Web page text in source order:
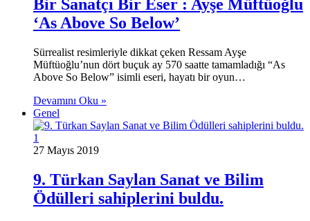
Bir Sanatçı Bir Eser : Ayşe Müftüoğlu
‘As Above So Below’
Sürrealist resimleriyle dikkat çeken Ressam Ayşe
Müftüoğlu’nun dört buçuk ay 570 saatte tamamladığı “As
Above So Below” isimli eseri, hayatı bir oyun…
Devamını Oku »
Genel
27 Mayıs 2019
9. Türkan Saylan Sanat ve Bilim
Ödülleri sahiplerini buldu.